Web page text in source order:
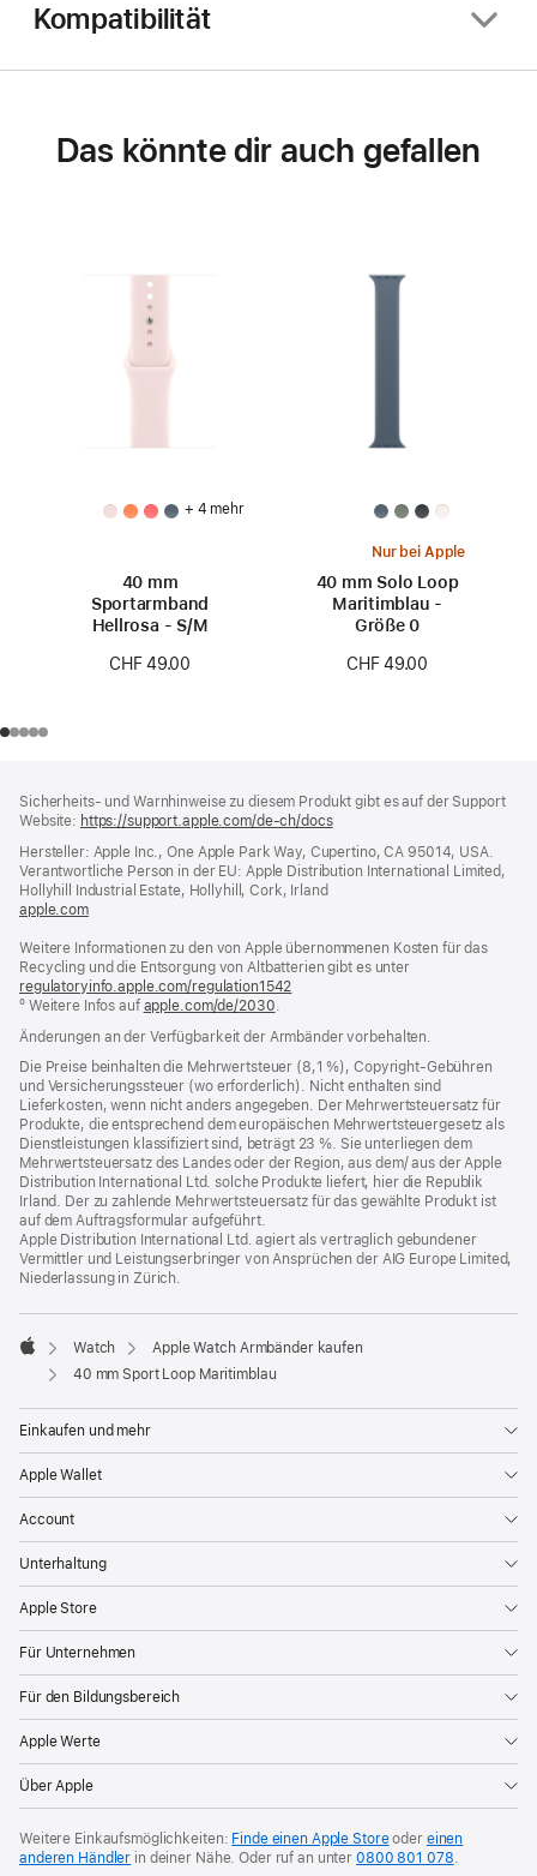
Kompatibilität
Das könnte dir auch gefallen
+ 4 mehr
40 mm
Sportarmband
Hellrosa - S/M
CHF 49.00
Nur bei Apple
40 mm Solo Loop
Maritimblau -
Größe 0
CHF 49.00
Sicherheits- und Warnhinweise zu diesem Produkt gibt es auf der Support
Website: https://support.apple.com/de-ch/docs(öffnet
neues
Fenster)
Hersteller: Apple Inc., One Apple Park Way, Cupertino, CA 95014, USA.
Verantwortliche Person in der EU: Apple Distribution International Limited,
Hollyhill Industrial Estate, Hollyhill, Cork, Irland
apple.com(öffnet
neues
Fenster)
Weitere Informationen zu den von Apple übernommenen Kosten für das
Recycling und die Entsorgung von Altbatterien gibt es unter
regulatoryinfo.apple.com/regulation1542
Fenster)
º Weitere Infos auf apple.com/de/2030.
Änderungen an der Verfügbarkeit der Armbänder vorbehalten.
Die Preise beinhalten die Mehrwertsteuer (8,1 %), Copyright-Gebühren
und Versicherungssteuer (wo erforderlich). Nicht enthalten sind
Lieferkosten, wenn nicht anders angegeben. Der Mehrwertsteuersatz für
Produkte, die entsprechend dem europäischen Mehrwertsteuergesetz als
Dienstleistungen klassifiziert sind, beträgt 23 %. Sie unterliegen dem
Mehrwertsteuersatz des Landes oder der Region, aus dem/ aus der Apple
Distribution International Ltd. solche Produkte liefert, hier die Republik
Irland. Der zu zahlende Mehrwertsteuersatz für das gewählte Produkt ist
auf dem Auftragsformular aufgeführt.
Apple Distribution International Ltd. agiert als vertraglich gebundener
Vermittler und Leistungserbringer von Ansprüchen der AIG Europe Limited,
Niederlassung in Zürich.
Apple
Watch
Apple Watch Armbänder kaufen
40 mm Sport Loop Maritimblau
Einkaufen und mehr
Apple Wallet
Account
Unterhaltung
Apple Store
Für Unternehmen
Für den Bildungsbereich
Apple Werte
Über Apple
Weitere Einkaufsmöglichkeiten: Finde einen Apple Storeoder einen
anderen Händler in deiner Nähe. Oder ruf an unter0800 801 078